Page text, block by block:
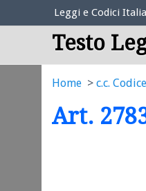
Elenco Codici
Leggi e Codici
Testo
Home c.c.
Art.